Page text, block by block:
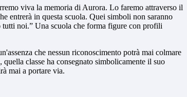
viva la memoria di Aurora. Lo faremo attraverso il
entrerà in questa scuola. Quei simboli non saranno
tutti noi.” Una scuola che forma figure con profili
che nessun riconoscimento potrà mai colmare
classe ha consegnato simbolicamente il suo
mai a portare via.